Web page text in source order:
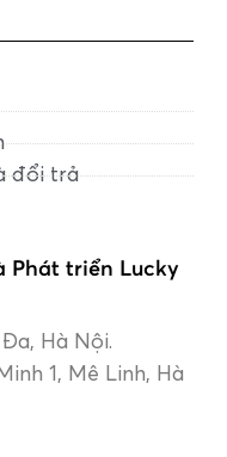
đổi trả
Phát triển Lucky
Hà Nội.
1, Mê Linh, Hà